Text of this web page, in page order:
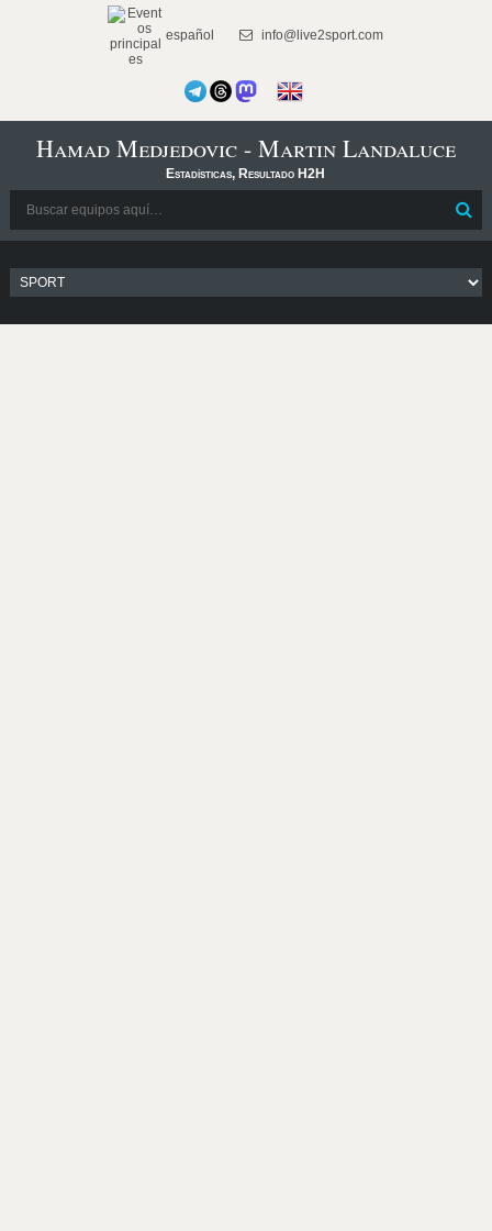
español info@live2sport.com
Hamad Medjedovic - Martin Landaluce
Estadísticas, Resultado H2H